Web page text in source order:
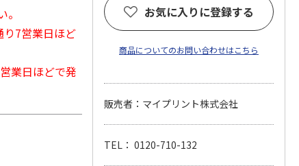
り7営業日ほど
業日ほどで発
お気に入りに登録する
商品についてのお問い合わせはこちら
販売者：マイプリント株式会社
TEL： 0120-710-132